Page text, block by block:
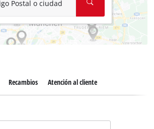
Postal o ciudad
Recambios Atención al cliente